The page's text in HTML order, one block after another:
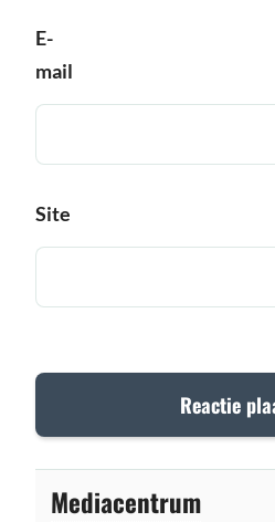
E-
mail
Site
Mediacentrum